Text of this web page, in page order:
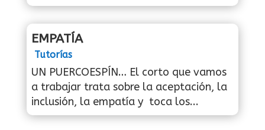
EMPATÍA
Tutorías
UN PUERCOESPÍN… El corto que vamos
a trabajar trata sobre la aceptación, la
inclusión, la empatía y toca los...